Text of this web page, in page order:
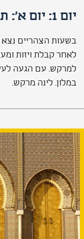
יום 1: יום א': ת"א – מרקש
בשעות הצהריים
לאחר קבלת ויזות
למרקש. עם הגעה
במלון. לינה מרקש.